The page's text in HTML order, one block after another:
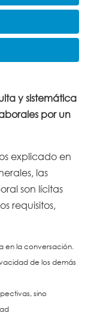
y sistemática
por un
explicado en
las
son lícitas
requisitos,
en la conversación.
de los demás
sino